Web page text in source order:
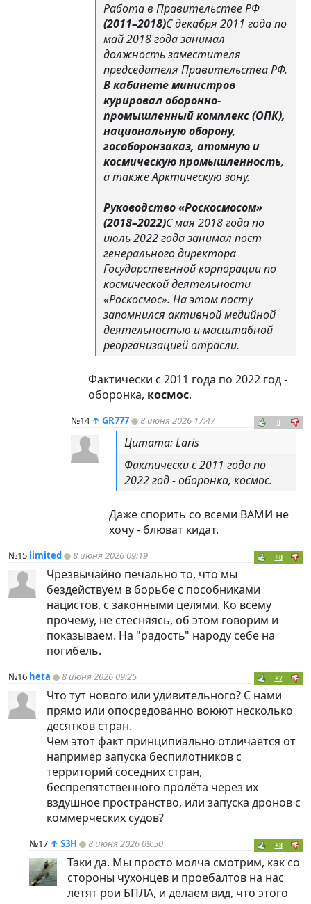
Работа в Правительстве РФ
(2011–2018)С декабря 2011 года по
май 2018 года занимал
должность заместителя
председателя Правительства РФ.
В кабинете министров
курировал оборонно-
промышленный комплекс (ОПК),
национальную оборону,
гособоронзаказ, атомную и
космическую промышленность,
а также Арктическую зону.
Руководство «Роскосмосом»
(2018–2022)С мая 2018 года по
июль 2022 года занимал пост
генерального директора
Государственной корпорации по
космической деятельности
«Роскосмос». На этом посту
запомнился активной медийной
деятельностью и масштабной
реорганизацией отрасли.
Фактически с 2011 года по 2022 год -
оборонка, космос.
№14 ↑ GR777 8 июня 2026 17:47 0
Цитата: Laris
Фактически с 2011 года по
2022 год - оборонка, космос.
Даже спорить со всеми ВАМИ не
хочу - блюват кидат.
№15 limited 8 июня 2026 09:19 +8
Чрезвычайно печально то, что мы
бездействуем в борьбе с пособниками
нацистов, с законными целями. Ко всему
прочему, не стесняясь, об этом говорим и
показываем. На "радость" народу себе на
погибель.
№16 heta 8 июня 2026 09:25 +7
Что тут нового или удивительного? С нами
прямо или опосредованно воюют несколько
десятков стран.
Чем этот факт принципиально отличается от
например запуска беспилотников с
территорий соседних стран,
беспрепятственного пролёта через их
вздушное пространство, или запуска дронов с
коммерческих судов?
№17 ↑ S3H 8 июня 2026 09:50 +8
Таки да. Мы просто молча смотрим, как со
стороны чухонцев и проебалтов на нас
летят рои БПЛА, и делаем вид, что этого